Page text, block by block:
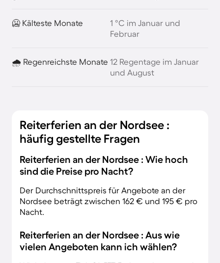
🥶 Kälteste Monate
1 °C im Januar und
Februar
🌧️ Regenreichste Monate 12 Regentage im Januar
und August
Reiterferien an der Nordsee :
häufig gestellte Fragen
Reiterferien an der Nordsee : Wie hoch
sind die Preise pro Nacht?
Der Durchschnittspreis für Angebote an der
Nordsee beträgt zwischen 162 € und 195 € pro
Nacht.
Reiterferien an der Nordsee : Aus wie
vielen Angeboten kann ich wählen?